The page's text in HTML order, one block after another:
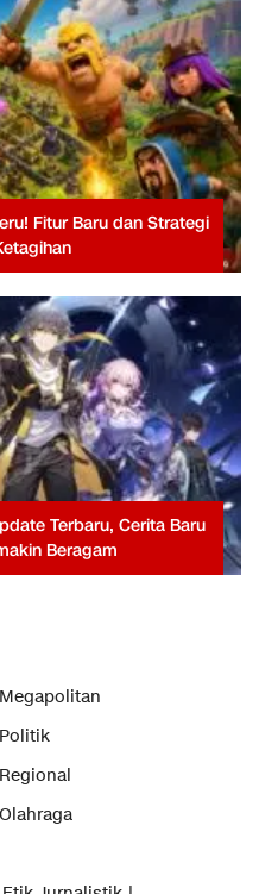
Fitur Baru dan Strategi
Terbaru, Cerita Baru
Beragam
Megapolitan
Politik
Regional
Olahraga